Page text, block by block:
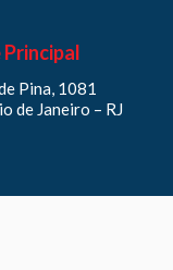
Pina, 1081
de Janeiro – RJ